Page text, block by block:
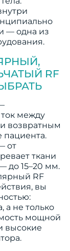
— одна из
RF
между
возвратным
пациента.
от
ткани
до 15–20 мм.
RF
вы
а не только
мощной
высокие